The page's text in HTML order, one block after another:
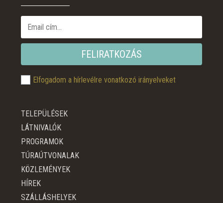
FELIRATKOZÁS
Elfogadom a hírlevélre vonatkozó irányelveket
TELEPÜLÉSEK
LÁTNIVALÓK
PROGRAMOK
TÚRAÚTVONALAK
KÖZLEMÉNYEK
HÍREK
SZÁLLÁSHELYEK